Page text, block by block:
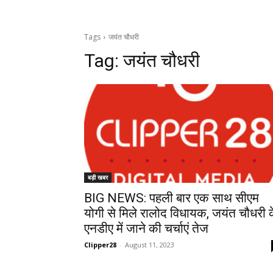
Tags जयंत चौधरी
Tag:जयंत चौधरी
बड़ी खबर
BIG NEWS: पहली बार एक साथ सीएम
योगी से मिले रालोद विधायक, जयंत चौधरी
एनडीए में जाने की चर्चाएं तेज
Clipper28 - August 11, 2023